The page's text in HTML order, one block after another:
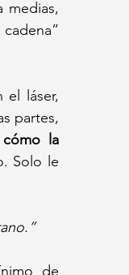
medias,
el láser,
partes,
Solo le
de